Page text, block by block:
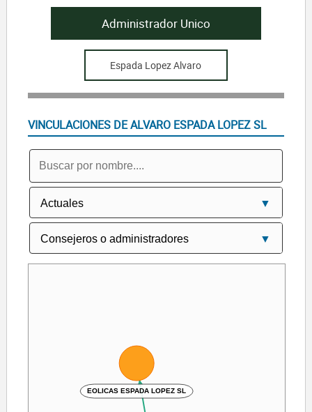
Administrador Unico
Espada Lopez Alvaro
VINCULACIONES DE ALVARO ESPADA LOPEZ SL
EOLICAS ESPADA LOPEZ SL